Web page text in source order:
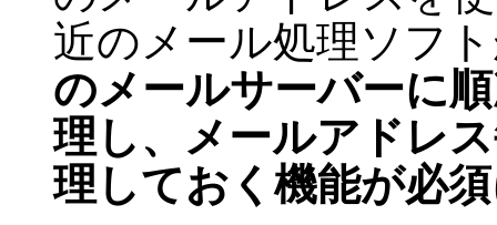
近のメール処理ソフ
のメールサーバーに
理し、メールアドレ
理しておく機能が必